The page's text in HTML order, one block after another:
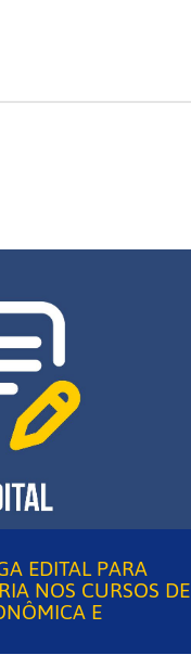
EDITAL PARA
NOS CURSOS DE
E